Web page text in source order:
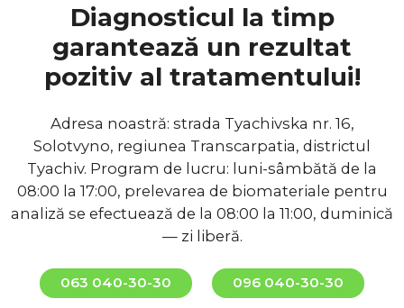
Diagnosticul la timp
garantează un rezultat
pozitiv al tratamentului!
Adresa noastră: strada Tyachivska nr. 16,
Solotvyno, regiunea Transcarpatia, districtul
Tyachiv. Program de lucru: luni-sâmbătă de la
08:00 la 17:00, prelevarea de biomateriale pentru
analiză se efectuează de la 08:00 la 11:00, duminică
— zi liberă.
063 040-30-30 096 040-30-30